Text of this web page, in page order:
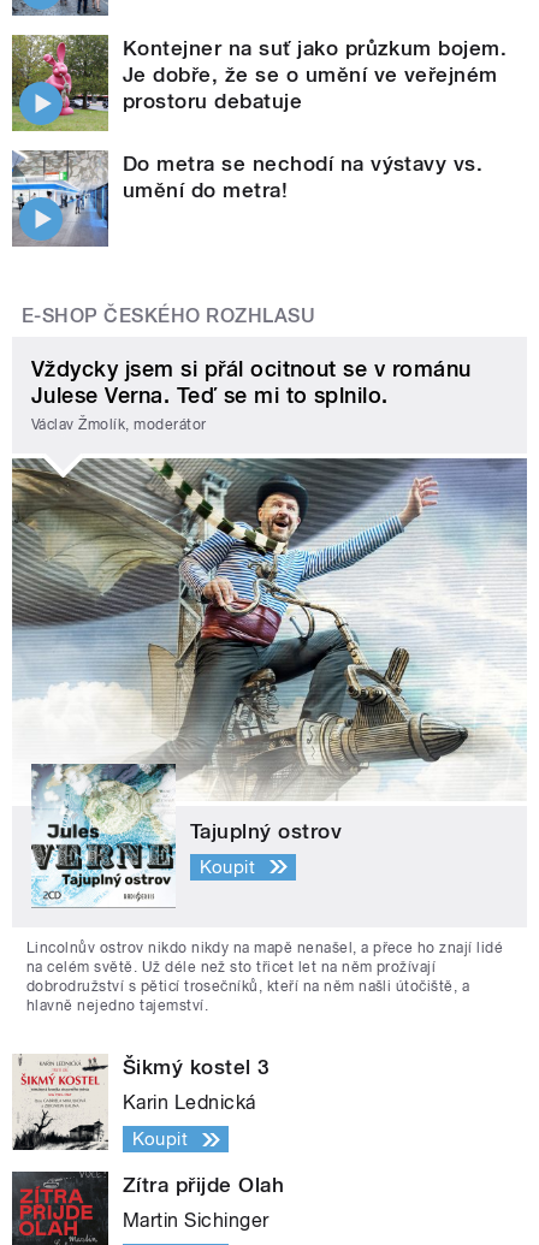
Kontejner na suť jako průzkum bojem.
Je dobře, že se o umění ve veřejném
prostoru debatuje
Do metra se nechodí na výstavy vs.
umění do metra!
E-SHOP ČESKÉHO ROZHLASU
Vždycky jsem si přál ocitnout se v románu
Julese Verna. Teď se mi to splnilo.
Václav Žmolík, moderátor
Tajuplný ostrov
Koupit
Lincolnův ostrov nikdo nikdy na mapě nenašel, a přece ho znají lidé
na celém světě. Už déle než sto třicet let na něm prožívají
dobrodružství s pěticí trosečníků, kteří na něm našli útočiště, a
hlavně nejedno tajemství.
Šikmý kostel 3
Karin Lednická
Koupit
Zítra přijde Olah
Martin Sichinger